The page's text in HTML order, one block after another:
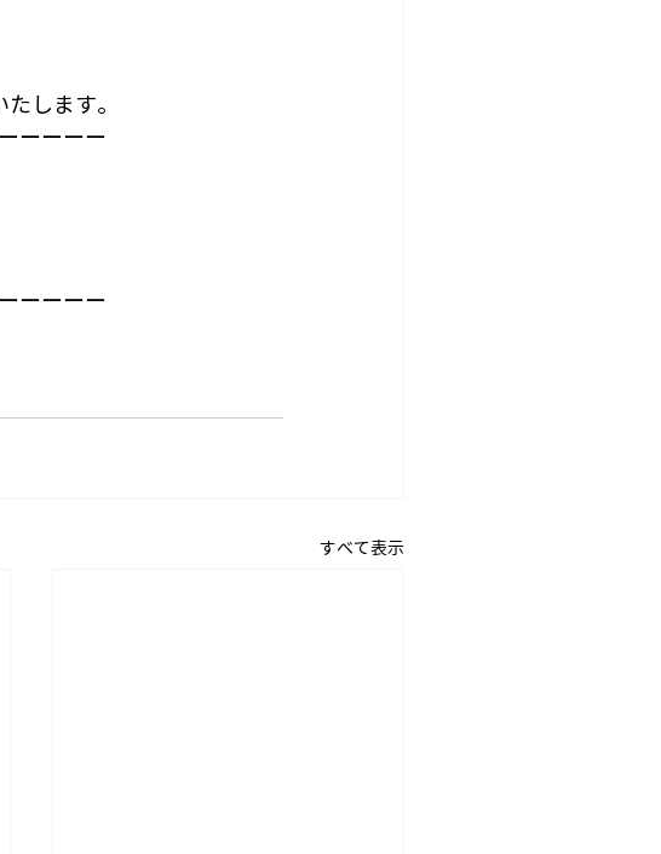
します。
ーーーー
ーーーー
すべて表示